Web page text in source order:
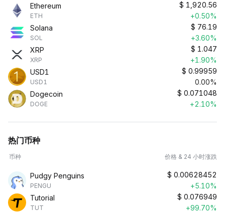
Ethereum
ETH
$ 1,920.56
+0.50%
Solana
SOL
$ 76.19
+3.60%
XRP
XRP
$ 1.047
+1.90%
USD1
USD1
$ 0.99959
0.00%
Dogecoin
DOGE
$ 0.071048
+2.10%
热门币种
币种 价格 & 24 小时涨跌
Pudgy Penguins
PENGU
$ 0.00628452
+5.10%
Tutorial
TUT
$ 0.076949
+99.70%